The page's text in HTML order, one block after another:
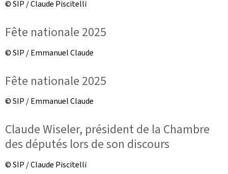
© SIP / Claude Piscitelli
Fête nationale 2025
© SIP / Emmanuel Claude
Fête nationale 2025
© SIP / Emmanuel Claude
Claude Wiseler, président de la Chambre
des députés lors de son discours
© SIP / Claude Piscitelli